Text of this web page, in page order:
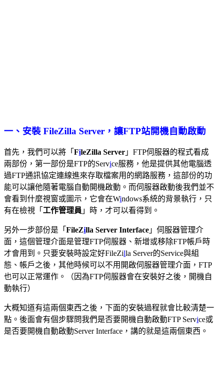
一、安裝 FileZilla Server，讓FTP站開機自動啟動
首先，我們可以將「 FileZilla Server 」FTP伺服器的程式看成
兩部份，第一部份是FTP的Service服務，他是提供其他電腦透
過FTP通訊協定連線進來存取檔案用的網路服務，這部份的功
能可以讓他隨著電腦自動開機啟動。而伺服器啟動後我們並不
會看到什麼視窗或圖示，它會在Windows系統的背景執行，只
有在檢視「 工作管理員 」時，才可以看得到。
另外一步部份是「 FileZilla Server Interface 」伺服器管理介
面，這個管理介面是管理FTP伺服器、新增或移除FTP帳戶時
才會用到。只要安裝時設定好FileZilla Server的Service與組
態、帳戶之後，其他時候可以不用開啟伺服器管理介面，FTP
也可以正常運作。（因為FTP伺服器會在安裝好之後，開機自
動執行）
大概知道有這兩個東西之後，下面的安裝過程就會比較清楚一
點。後面會有個步驟問我們是否要開機自動啟動FTP Service或
是否要開機自動啟動Server Interface，講的就是這兩個東西。